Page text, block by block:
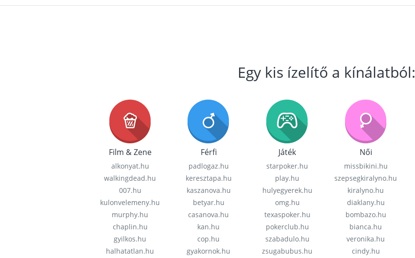
Egy kis ízelítő a kínálatból:
Film & Zene
alkonyat.hu
walkingdead.hu
007.hu
kulonvelemeny.hu
murphy.hu
chaplin.hu
gyilkos.hu
halhatatlan.hu
Férfi
padlogaz.hu
keresztapa.hu
kaszanova.hu
betyar.hu
casanova.hu
kan.hu
cop.hu
gyakornok.hu
Játék
starpoker.hu
play.hu
hulyegyerek.hu
omg.hu
texaspoker.hu
pokerclub.hu
szabadulo.hu
zsugabubus.hu
Női
missbikini.hu
szepsegkiralyno.hu
kiralyno.hu
diaklany.hu
bombazo.hu
bianca.hu
veronika.hu
cindy.hu